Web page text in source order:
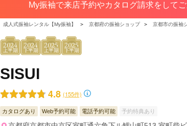
北海道／東北
北海道(141) 青森県(41)
岩手県(30)
福島県(60)
中部
愛知県(285)
静岡県(148)
岐阜県(85)
山梨県(37)
新潟県(65)
My振袖で来店予約やカタログ請求をして
成人式振袖レンタル【My振袖】 ＞ 京都府の振袖ショップ ＞ 京都市の振袖
2024
上半期
2024
下半期
2025
上半期
2025
下半期
SISUI
4.8 (155件)
カタログあり Web予約可能 電話予約可能 予約特典あり